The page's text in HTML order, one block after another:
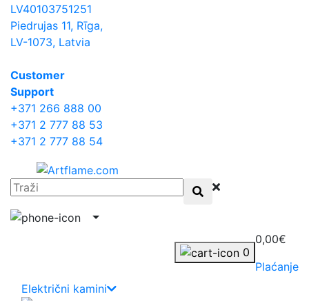
LV40103751251
Piedrujas 11, Rīga,
LV-1073, Latvia
Сustomer
Support
+371 266 888 00
+371 2 777 88 53
+371 2 777 88 54
0
0,00€
Plaćanje
Električni kamini